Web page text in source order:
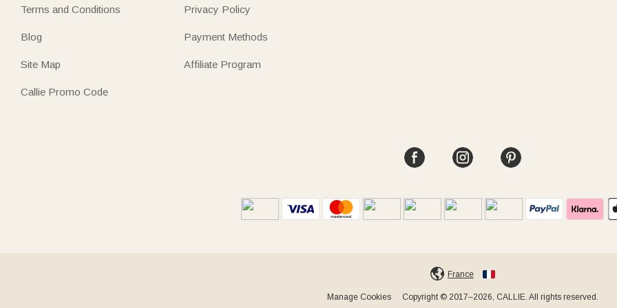
Terms and Conditions
Blog
Site Map
Callie Promo Code
Privacy Policy
Payment Methods
Affiliate Program
France
Manage Cookies Copyright © 2017–2026, CALLIE. All rights reserved.